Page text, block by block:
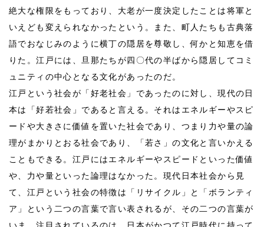
絶大な権限をもっており、大老が一度決定したことは将軍と
いえども変えられなかったという。また、町人たちも古典落
語でおなじみのように横丁の隠居を尊敬し、何かと知恵を借
りた。江戸には、旦那たちが四〇代の半ばから隠居してコミ
ュニティの中心となる文化があったのだ。
江戸という社会が「好老社会」であったのに対し、現代の日
本は「好若社会」であると言える。それはエネルギーやスピ
ードや大きさに価値を置いた社会であり、つまり力や量の論
理がまかりとおる社会であり、「若さ」の文化と言いかえる
こともできる。江戸にはエネルギーやスピードといった価値
や、力や量といった論理はなかった。現代日本社会から見
て、江戸という社会の特徴は「リサイクル」と「ボランティ
ア」という二つの言葉で言い表されるが、その二つの言葉が